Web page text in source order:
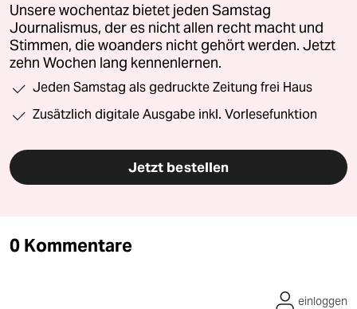
Unsere wochentaz bietet jeden Samstag
Journalismus, der es nicht allen recht macht und
Stimmen, die woanders nicht gehört werden. Jetzt
zehn Wochen lang kennenlernen.
Jeden Samstag als gedruckte Zeitung frei Haus
Zusätzlich digitale Ausgabe inkl. Vorlesefunktion
Jetzt bestellen
0 Kommentare
einloggen